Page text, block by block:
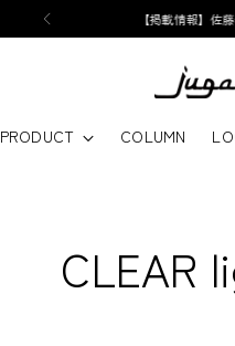
【掲載情報】佐藤
PRODUCT COLUMN
CLEAR